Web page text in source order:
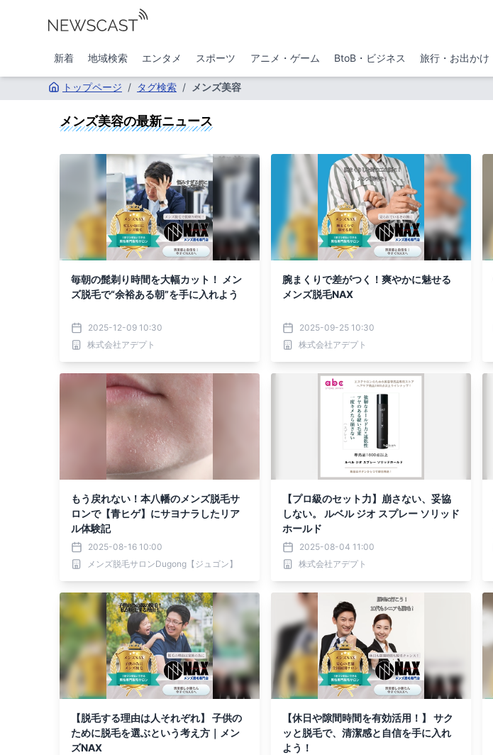
新着 地域検索 エンタメ スポーツ アニメ・ゲーム BtoB・ビジネス 旅行・お出かけ
トップページ / タグ検索 / メンズ美容
メンズ美容の最新ニュース
毎朝の髭剃り時間を大幅カット！ メン
ズ脱毛で“余裕ある朝”を手に入れよう
2025-12-09 10:30
株式会社アデプト
腕まくりで差がつく！爽やかに魅せる
メンズ脱毛NAX
2025-09-25 10:30
株式会社アデプト
もう戻れない！本八幡のメンズ脱毛サ
ロンで【青ヒゲ】にサヨナラしたリア
ル体験記
2025-08-16 10:00
メンズ脱毛サロンDugong【ジュゴン】
【プロ級のセット力】崩さない、妥協
しない。 ルベル ジオ スプレー ソリッド
ホールド
2025-08-04 11:00
株式会社アデプト
【脱毛する理由は人それぞれ】 子供の
ために脱毛を選ぶという考え方｜メン
ズNAX
【休日や隙間時間を有効活用！】 サク
ッと脱毛で、清潔感と自信を手に入れ
よう！